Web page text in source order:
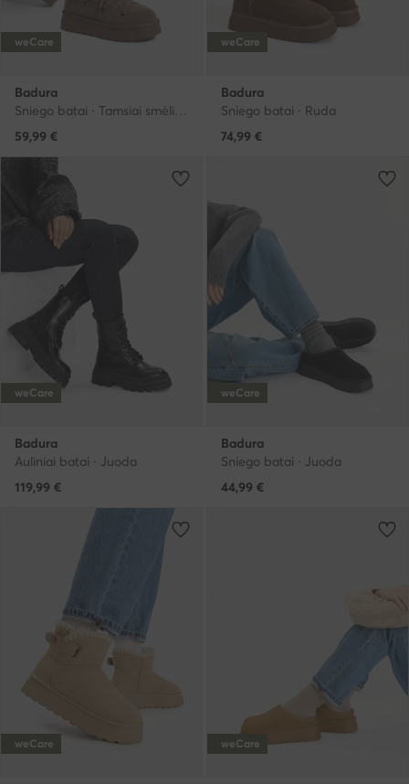
weCare
Badura
Sniego batai · Tamsiai smėlinė
59,99 €
weCare
Badura
Sniego batai · Ruda
74,99 €
weCare
Badura
Auliniai batai · Juoda
119,99 €
weCare
Badura
Sniego batai · Juoda
44,99 €
weCare weCare